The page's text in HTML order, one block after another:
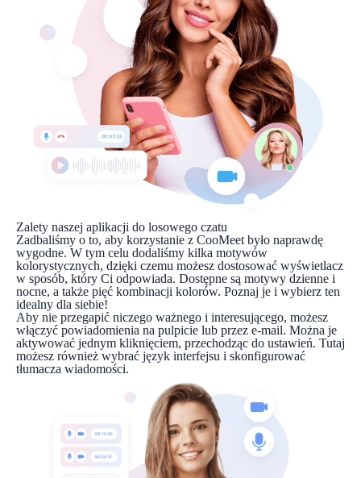
Zalety naszej aplikacji do losowego czatu
Zadbaliśmy o to, aby korzystanie z CooMeet było naprawdę
wygodne. W tym celu dodaliśmy kilka motywów
kolorystycznych, dzięki czemu możesz dostosować wyświetlacz
w sposób, który Ci odpowiada. Dostępne są motywy dzienne i
nocne, a także pięć kombinacji kolorów. Poznaj je i wybierz ten
idealny dla siebie!
Aby nie przegapić niczego ważnego i interesującego, możesz
włączyć powiadomienia na pulpicie lub przez e-mail. Można je
aktywować jednym kliknięciem, przechodząc do ustawień. Tutaj
możesz również wybrać język interfejsu i skonfigurować
tłumacza wiadomości.